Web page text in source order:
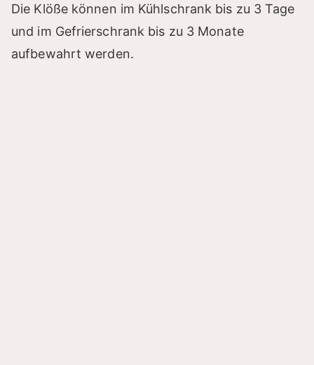
Die Klöße können im Kühlschrank bis zu 3 Tage
und im Gefrierschrank bis zu 3 Monate
aufbewahrt werden.